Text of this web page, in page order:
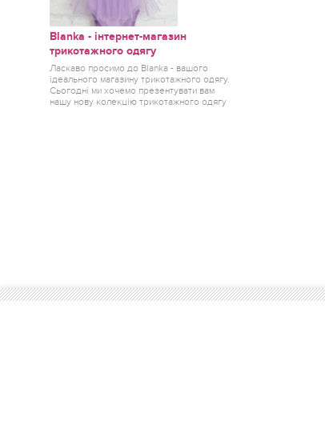
Blanka - інтернет-магазин
трикотажного одягу
Ласкаво просимо до Blanka - вашого
ідеального магазину трикотажного одягу.
Сьогодні ми хочемо презентувати вам
нашу нову колекцію трикотажного одягу